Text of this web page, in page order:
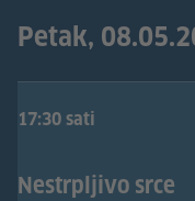
Petak,
17:30 sati
Nestrpljivo srce